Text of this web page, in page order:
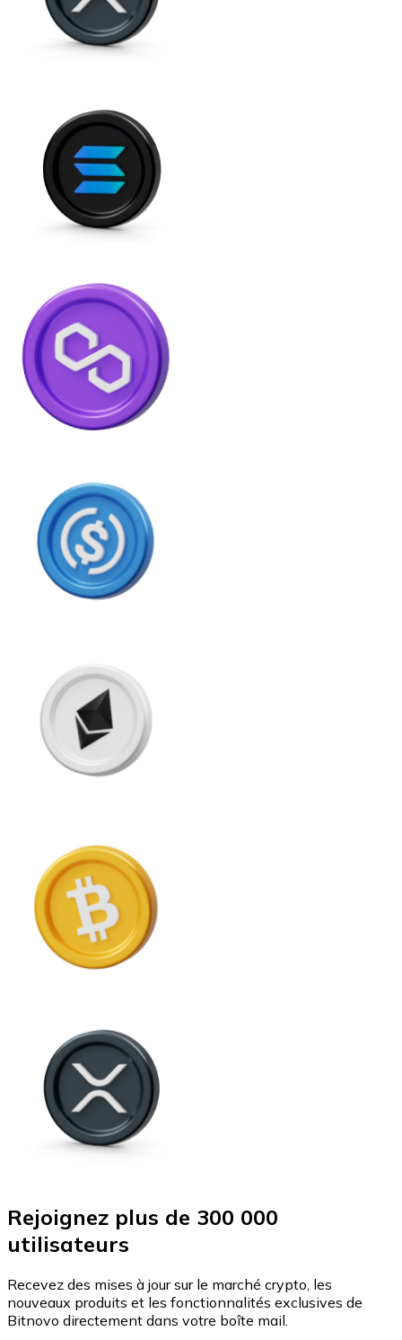
Rejoignez plus de 300 000
utilisateurs
Recevez des mises à jour sur le marché crypto, les
nouveaux produits et les fonctionnalités exclusives de
Bitnovo directement dans votre boîte mail.